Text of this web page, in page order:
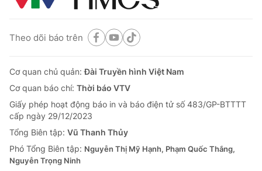
Ðiện thoại Thời báo VTV:024.66 897 897
Liên hệ quảng cáo: 024-7300.7108
Theo dõi báo trên
Cơ quan chủ quản:Đài Truyền hình Việt Nam
Cơ quan báo chí: Thời báo VTV
Giấy phép hoạt động báo in và báo điện tử số 483/GP-BTTTT
cấp ngày 29/12/2023
Tổng Biên tập: Vũ Thanh Thủy
Phó Tổng Biên tập: Nguyễn Thị Mỹ Hạnh, Phạm Quốc Thắng,
Nguyễn Trọng Ninh